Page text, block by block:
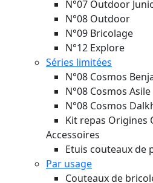
N°07 Outdoor
N°08 Outdoor
N°09 Bricolage
N°12 Explore
Séries limitées
N°08 Cosmos
N°08 Cosmos Asile
N°08 Cosmos
Kit repas Origines
Accessoires
Etuis couteaux de
Par usage
Couteaux de